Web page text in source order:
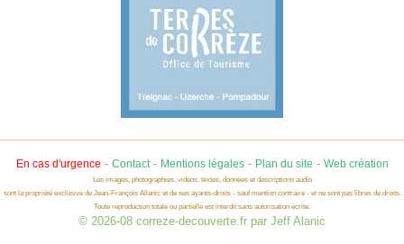
En cas d'urgence - Contact- Mentions légales- Plan du site - Web création
Les images, photographies, vidéos, textes, données et descriptions audio
sont la propriété exclusive de Jean-François Allanic et de ses ayants-droits - sauf mention contraire - et ne sont pas libres de droits.
Toute reproduction totale ou partielle est interdit sans autorisation écrite.
© 2026-08 correze-decouverte.fr par Jeff Alanic